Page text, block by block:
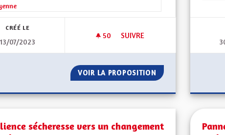
CRÉÉ LE
13/07/2023
50 50 ABONNÉS
SUIVRE
VOIR LA PROPOSITION CONSULTATION
sécheresse vers un changement